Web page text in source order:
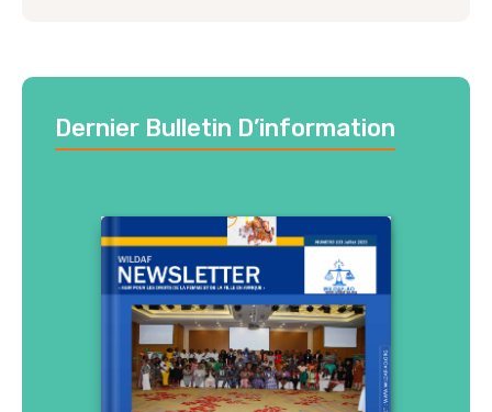
Dernier Bulletin D’information